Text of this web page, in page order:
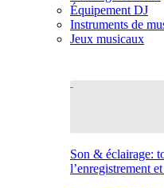
Équipement DJ
Instruments de
Jeux musicaux
Son & éclairage:
l’enregistrement